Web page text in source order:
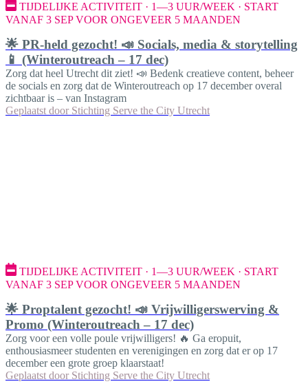
TIJDELIJKE ACTIVITEIT · 1—3 UUR/WEEK · START
VANAF 3 SEP VOOR ONGEVEER 5 MAANDEN
🌟 PR-held gezocht! 📣 Socials, media & storytelling
📱 (Winteroutreach – 17 dec)
Zorg dat heel Utrecht dit ziet! 📣 Bedenk creatieve content, beheer
de socials en zorg dat de Winteroutreach op 17 december overal
zichtbaar is – van Instagram
Geplaatst door Stichting Serve the City Utrecht
TIJDELIJKE ACTIVITEIT · 1—3 UUR/WEEK · START
VANAF 3 SEP VOOR ONGEVEER 5 MAANDEN
🌟 Proptalent gezocht! 📣 Vrijwilligerswerving &
Promo (Winteroutreach – 17 dec)
Zorg voor een volle poule vrijwilligers! 🔥 Ga eropuit,
enthousiasmeer studenten en verenigingen en zorg dat er op 17
december een grote groep klaarstaat!
Geplaatst door Stichting Serve the City Utrecht